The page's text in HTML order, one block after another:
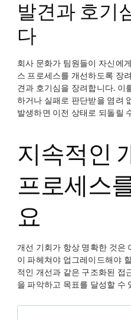
발견과 호기
다
회사 문화가 팀원들이 자신에
스 프로세스를 개선하도록 장
견과 호기심을 장려합니다. 이
하거나 실패로 판단받을 염려
발생하면 이전 상태로 되돌릴
지속적인
프로세스
요
개선 기회가 항상 명확한 것은
이 파헤쳐야 업그레이드해야
적인 개선과 같은 구조화된 접
을 파악하고 목표를 달성할 수